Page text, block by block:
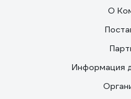
О
Информация